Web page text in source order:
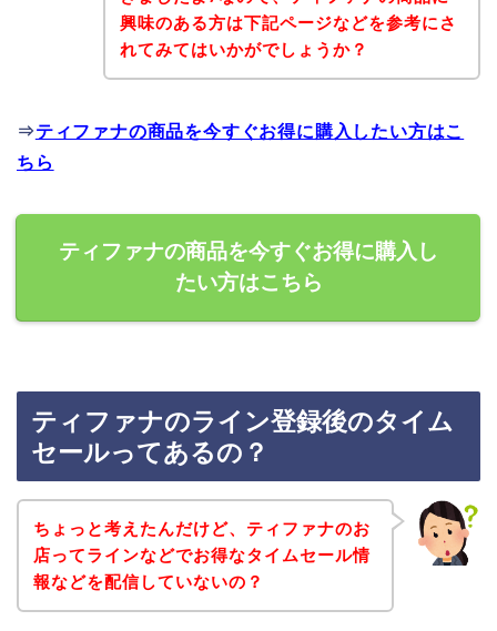
興味のある方は下記ページなどを参考にさ
れてみてはいかがでしょうか？
⇒ティファナの商品を今すぐお得に購入したい方はこ
ちら
ティファナの商品を今すぐお得に購入し
たい方はこちら
ティファナのライン登録後のタイム
セールってあるの？
ちょっと考えたんだけど、ティファナのお
店ってラインなどでお得なタイムセール情
報などを配信していないの？